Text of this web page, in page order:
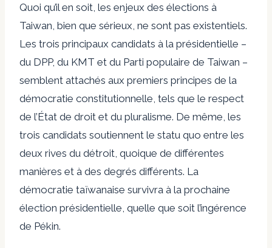
Quoi qu’il en soit, les enjeux des élections à
Taiwan, bien que sérieux, ne sont pas existentiels.
Les trois principaux candidats à la présidentielle –
du DPP, du KMT et du Parti populaire de Taiwan –
semblent attachés aux premiers principes de la
démocratie constitutionnelle, tels que le respect
de l’État de droit et du pluralisme. De même, les
trois candidats soutiennent le statu quo entre les
deux rives du détroit, quoique de différentes
manières et à des degrés différents. La
démocratie taïwanaise survivra à la prochaine
élection présidentielle, quelle que soit l’ingérence
de Pékin.